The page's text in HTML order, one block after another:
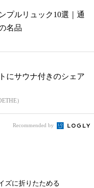
プルリュック10選｜通
名品
にサウナ付きのシェア
）
Recommended by
ズに折りたためる